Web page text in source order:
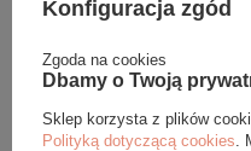
DANE SZCZEGÓŁOWE
Konfiguracja zgód
Zgoda na cookies
Dbamy o Twoją
Sklep korzysta z plików
Polityką dotyczącą cookies